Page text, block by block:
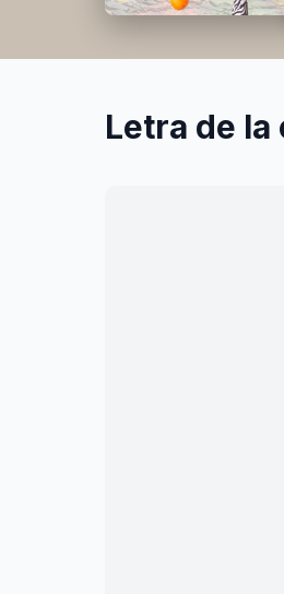
Letra de la